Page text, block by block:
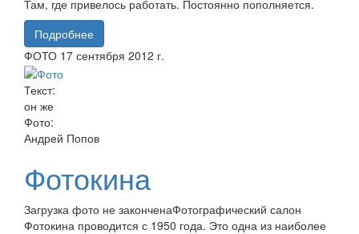
Там, где привелось работать. Постоянно пополняется.
Подробнее
ФОТО 17 сентября 2012 г.
Текст:
он же
Фото:
Андрей Попов
Фотокина
Загрузка фото не законченаФотографический салон
Фотокина проводится с 1950 года. Это одна из наиболее